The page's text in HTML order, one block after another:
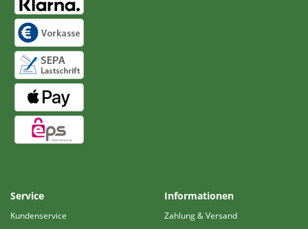
Service
Kundenservice
Informationen
Zahlung & Versand